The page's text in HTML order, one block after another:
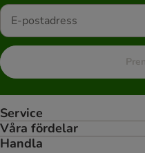
Service
Våra fördelar
Handla